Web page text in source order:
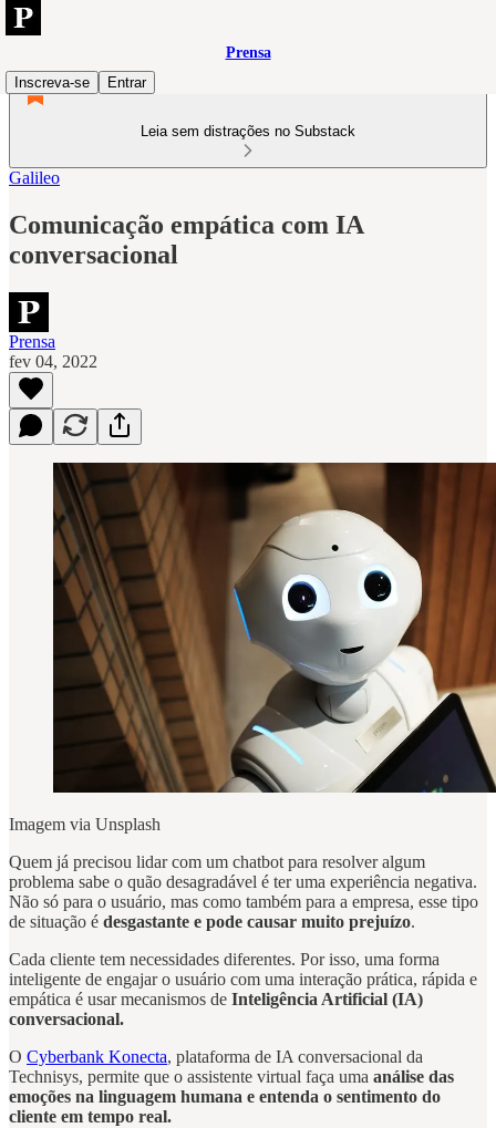
Prensa
Inscreva-se
Entrar
Leia sem distrações no Substack
Galileo
Comunicação empática com IA
conversacional
Prensa
fev 04, 2022
Imagem via Unsplash
Quem já precisou lidar com um chatbot para resolver algum
problema sabe o quão desagradável é ter uma experiência negativa.
Não só para o usuário, mas como também para a empresa, esse tipo
de situação é desgastante e pode causar muito prejuízo.
Cada cliente tem necessidades diferentes. Por isso, uma forma
inteligente de engajar o usuário com uma interação prática, rápida e
empática é usar mecanismos de Inteligência Artificial (IA)
conversacional.
O Cyberbank Konecta, plataforma de IA conversacional da
Technisys, permite que o assistente virtual faça uma análise das
emoções na linguagem humana e entenda o sentimento do
cliente em tempo real.